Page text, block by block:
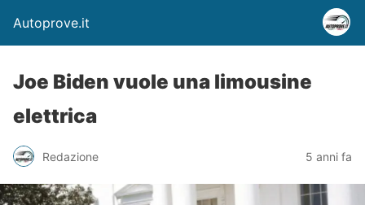
Autoprove.it
Joe Biden vuole una limousine
elettrica
Redazione 5 anni fa